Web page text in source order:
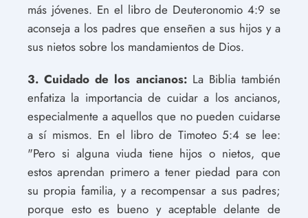
más jóvenes. En el libro de Deuteronomio 4:9 se
aconseja a los padres que enseñen a sus hijos y a
sus nietos sobre los mandamientos de Dios.
3. Cuidado de los ancianos:La Biblia también
enfatiza la importancia de cuidar a los ancianos,
especialmente a aquellos que no pueden cuidarse
a sí mismos. En el libro de Timoteo 5:4 se lee:
"Pero si alguna viuda tiene hijos o nietos, que
estos aprendan primero a tener piedad para con
su propia familia, y a recompensar a sus padres;
porque esto es bueno y aceptable delante de